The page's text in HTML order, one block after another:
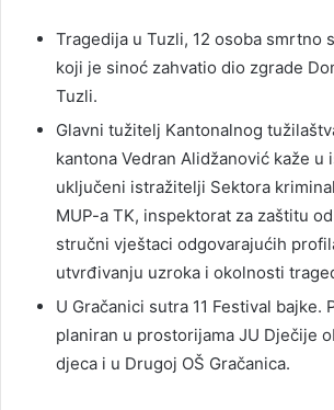
Tragedija u Tuzli, 12 osoba smrtno
koji je sinoć zahvatio dio zgrade
Tuzli.
Glavni tužitelj Kantonalnog
kantona Vedran Alidžanović kaže u
uključeni istražitelji Sektora
MUP-a TK, inspektorat za zaštitu
stručni vještaci odgovarajućih
utvrđivanju uzroka i okolnosti
U Gračanici sutra 11 Festival bajke.
planiran u prostorijama JU Dječije
djeca i u Drugoj OŠ Gračanica.